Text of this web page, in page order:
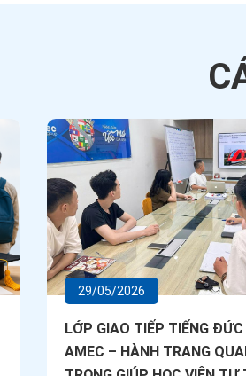
29/05/2026
LỚP GIAO TIẾP TIẾNG ĐỨC
AMEC – HÀNH TRANG